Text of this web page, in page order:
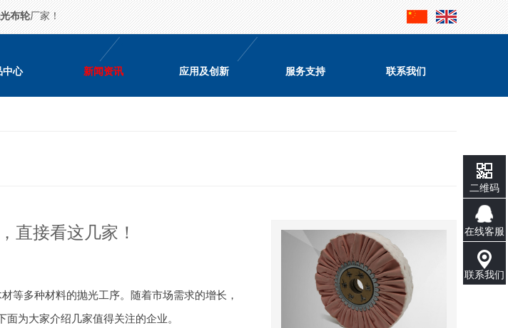
布轮厂家！
中心 新闻资讯 应用及创新 服务支持 联系我们
直接看这几家！
等多种材料的抛光工序。随着市场需求的增长，
为大家介绍几家值得关注的企业。
二维码
在线客服
联系我们